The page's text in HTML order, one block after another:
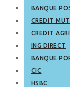
BANQUE
CREDIT
CREDIT
ING DIRECT
BANQUE
CIC
HSBC